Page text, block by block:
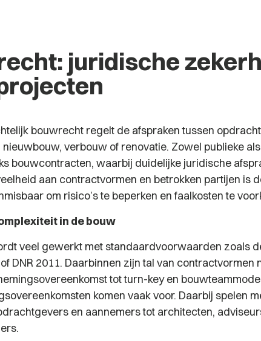
juridische
bouwrecht regelt de afspraken tussen
verbouw of renovatie. Zowel publieke
bouwcontracten, waarbij duidelijke juridische
aan contractvormen en betrokken partijen is
om risico’s te beperken en faalkosten te
in de bouw
veel gewerkt met standaardvoorwaarden zoals
DNR 2011. Daarbinnen zijn tal van contractvormen
tot turn-key en
komen vaak voor. Daarbij spelen
en aannemers tot architecten,